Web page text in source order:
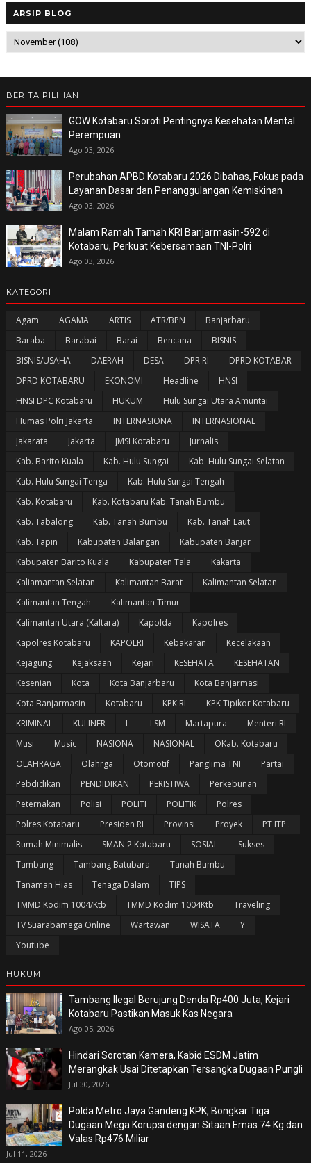
ARSIP BLOG
BERITA PILIHAN
GOW Kotabaru Soroti Pentingnya Kesehatan Mental
Perempuan
Ago 03, 2026
Perubahan APBD Kotabaru 2026 Dibahas, Fokus pada
Layanan Dasar dan Penanggulangan Kemiskinan
Ago 03, 2026
Malam Ramah Tamah KRI Banjarmasin-592 di
Kotabaru, Perkuat Kebersamaan TNI-Polri
Ago 03, 2026
KATEGORI
Agam AGAMA ARTIS ATR/BPN
Banjarbaru
Baraba
Barabai Barai Bencana
BISNIS
BISNIS/USAHA
DAERAH DESA DPR RI
DPRD KOTABAR
DPRD KOTABARU
EKONOMI Headline
HNSI
HNSI DPC Kotabaru
HUKUM
Hulu Sungai Utara Amuntai
Humas Polri Jakarta
INTERNASIONA
INTERNASIONAL
Jakarata
Jakarta JMSI Kotabaru
Jurnalis
Kab. Barito Kuala
Kab. Hulu Sungai
Kab. Hulu Sungai Selatan
Kab. Hulu Sungai Tenga
Kab. Hulu Sungai Tengah
Kab. Kotabaru
Kab. Kotabaru Kab. Tanah Bumbu
Kab. Tabalong
Kab. Tanah Bumbu
Kab. Tanah Laut
Kab. Tapin
Kabupaten Balangan
Kabupaten Banjar
Kabupaten Barito Kuala
Kabupaten Tala
Kakarta
Kaliamantan Selatan
Kalimantan Barat
Kalimantan Selatan
Kalimantan Tengah
Kalimantan Timur
Kalimantan Utara (Kaltara)
Kapolda
Kapolres
Kapolres Kotabaru
KAPOLRI Kebakaran
Kecelakaan
Kejagung
Kejaksaan Kejari KESEHATA
KESEHATAN
Kesenian
Kota Kota Banjarbaru
Kota Banjarmasi
Kota Banjarmasin
Kotabaru KPK RI
KPK Tipikor Kotabaru
KRIMINAL
KULINER L LSM Martapura
Menteri RI
Musi
Music NASIONA NASIONAL
OKab. Kotabaru
OLAHRAGA
Olahrga Otomotif Panglima TNI
Partai
Pebdidikan
PENDIDIKAN PERISTIWA
Perkebunan
Peternakan
Polisi POLITI POLITIK
Polres
Polres Kotabaru
Presiden RI Provinsi Proyek
PT ITP .
Rumah Minimalis
SMAN 2 Kotabaru SOSIAL
Sukses
Tambang
Tambang Batubara
Tanah Bumbu
Tanaman Hias
Tenaga Dalam
TIPS
TMMD Kodim 1004/Ktb
TMMD Kodim 1004Ktb
Traveling
TV Suarabamega Online
Wartawan WISATA
Y
Youtube
HUKUM
Tambang Ilegal Berujung Denda Rp400 Juta, Kejari
Kotabaru Pastikan Masuk Kas Negara
Ago 05, 2026
Hindari Sorotan Kamera, Kabid ESDM Jatim
Merangkak Usai Ditetapkan Tersangka Dugaan Pungli
Jul 30, 2026
Polda Metro Jaya Gandeng KPK, Bongkar Tiga
Dugaan Mega Korupsi dengan Sitaan Emas 74 Kg dan
Valas Rp476 Miliar
Jul 11, 2026